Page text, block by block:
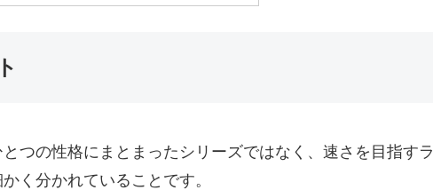
つの性格にまとまったシリーズではなく、速さを目指すラ
く分かれていることです。